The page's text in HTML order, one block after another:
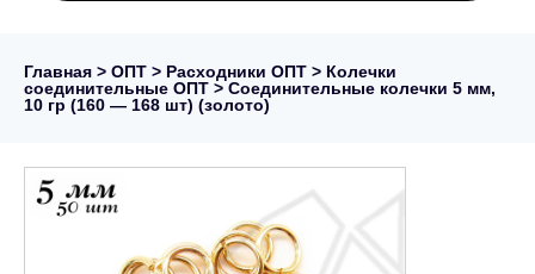
Главная > ОПТ > Расходники ОПТ > Колечки
соединительные ОПТ > Соединительные колечки 5 мм,
10 гр (160 — 168 шт) (золото)